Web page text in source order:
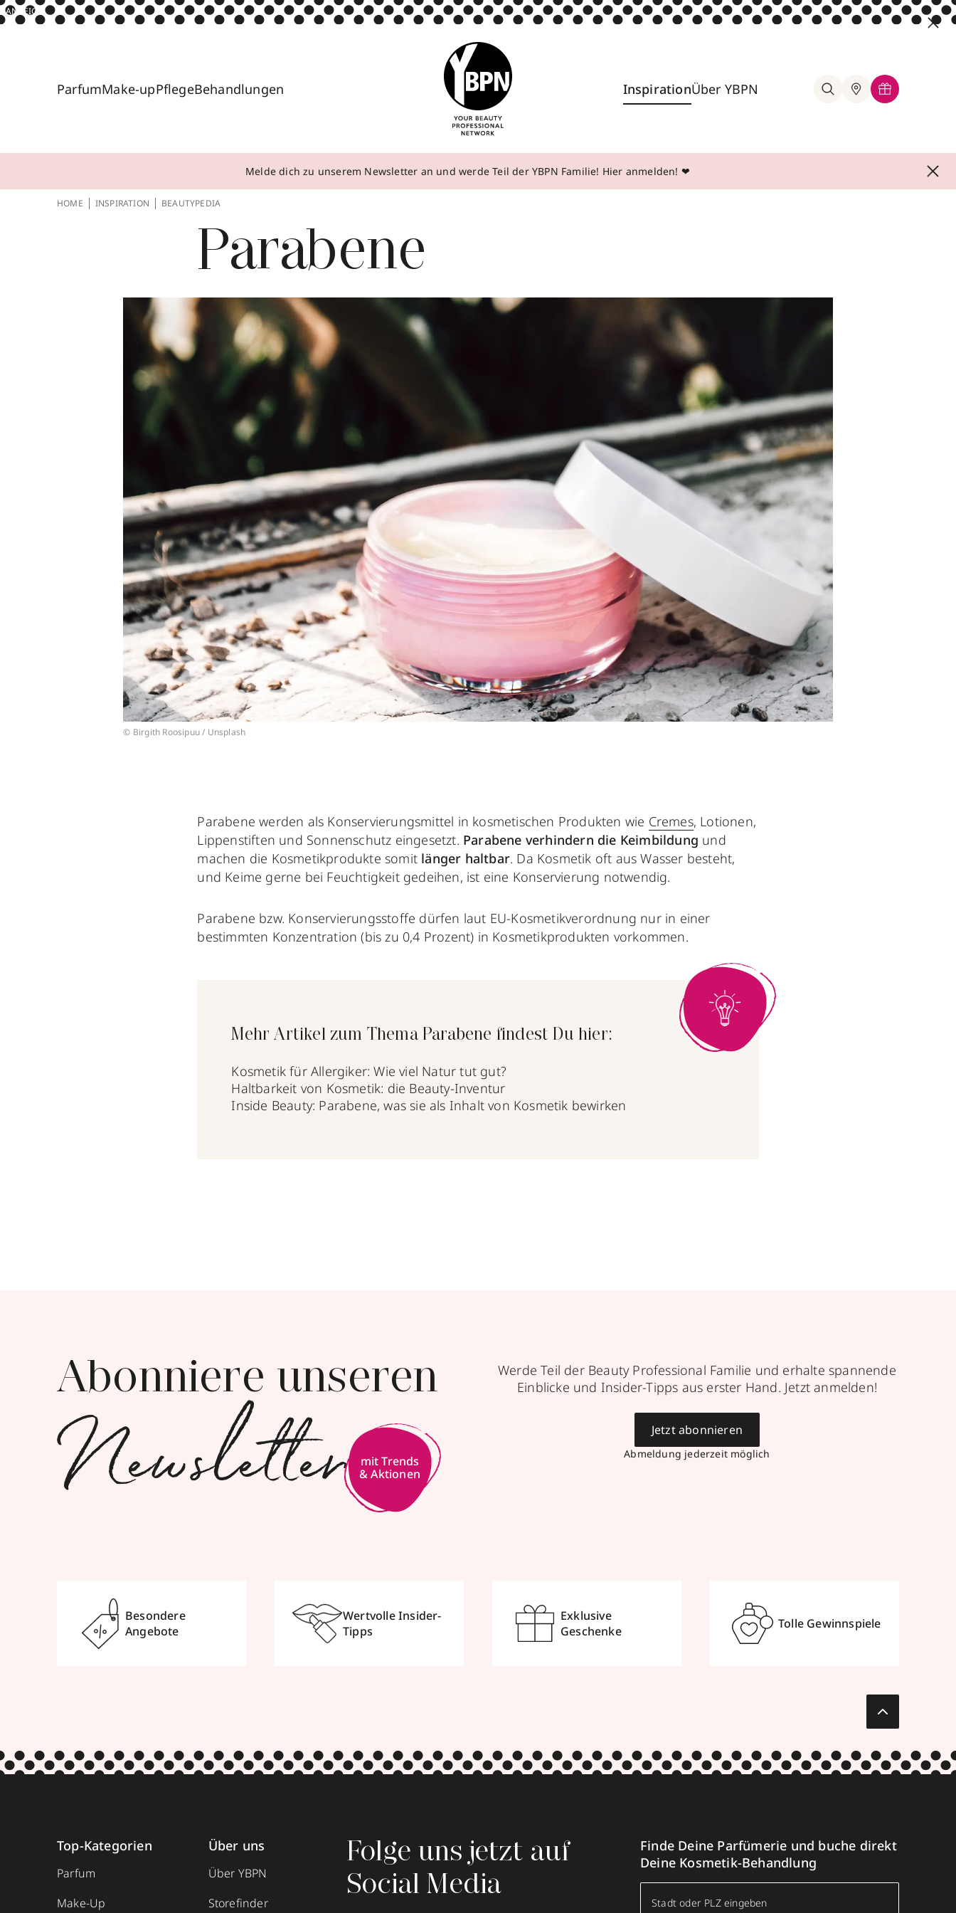
ANZEIGE
ParfumMake-upPflegeBehandlungen InspirationÜber YBPN
Melde dich zu unserem Newsletter an und werde Teil der YBPN Familie! Hier anmelden! ❤
HOME INSPIRATION BEAUTYPEDIA
Parabene
© Birgith Roosipuu / Unsplash
Parabene werden als Konservierungsmittel in kosmetischen Produkten wie Cremes, Lotionen,
Lippenstiften und Sonnenschutz eingesetzt. Parabene verhindern die Keimbildung und
machen die Kosmetikprodukte somit länger haltbar. Da Kosmetik oft aus Wasser besteht,
und Keime gerne bei Feuchtigkeit gedeihen, ist eine Konservierung notwendig.
Parabene bzw. Konservierungsstoffe dürfen laut EU-Kosmetikverordnung nur in einer
bestimmten Konzentration (bis zu 0,4 Prozent) in Kosmetikprodukten vorkommen.
Mehr Artikel zum Thema Parabene findest Du hier:
Kosmetik für Allergiker: Wie viel Natur tut gut?
Haltbarkeit von Kosmetik: die Beauty-Inventur
Inside Beauty: Parabene, was sie als Inhalt von Kosmetik bewirken
Abonniere unseren
Newsletter
mit Trends
& Aktionen
Werde Teil der Beauty Professional Familie und erhalte spannende
Einblicke und Insider-Tipps aus erster Hand. Jetzt anmelden!
Abmeldung jederzeit möglich
Jetzt abonnieren
Besondere
Angebote
Wertvolle Insider-
Tipps
Exklusive
Geschenke
Tolle Gewinnspiele
Top-Kategorien
Parfum
Make-Up
Über uns
Über YBPN
Storefinder
Folge uns jetzt auf
Social Media
Finde Deine Parfümerie und buche direkt
Deine Kosmetik-Behandlung